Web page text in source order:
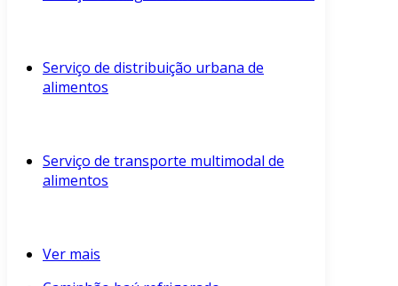
Serviço de distribuição urbana de
alimentos
Serviço de transporte multimodal de
alimentos
Ver mais